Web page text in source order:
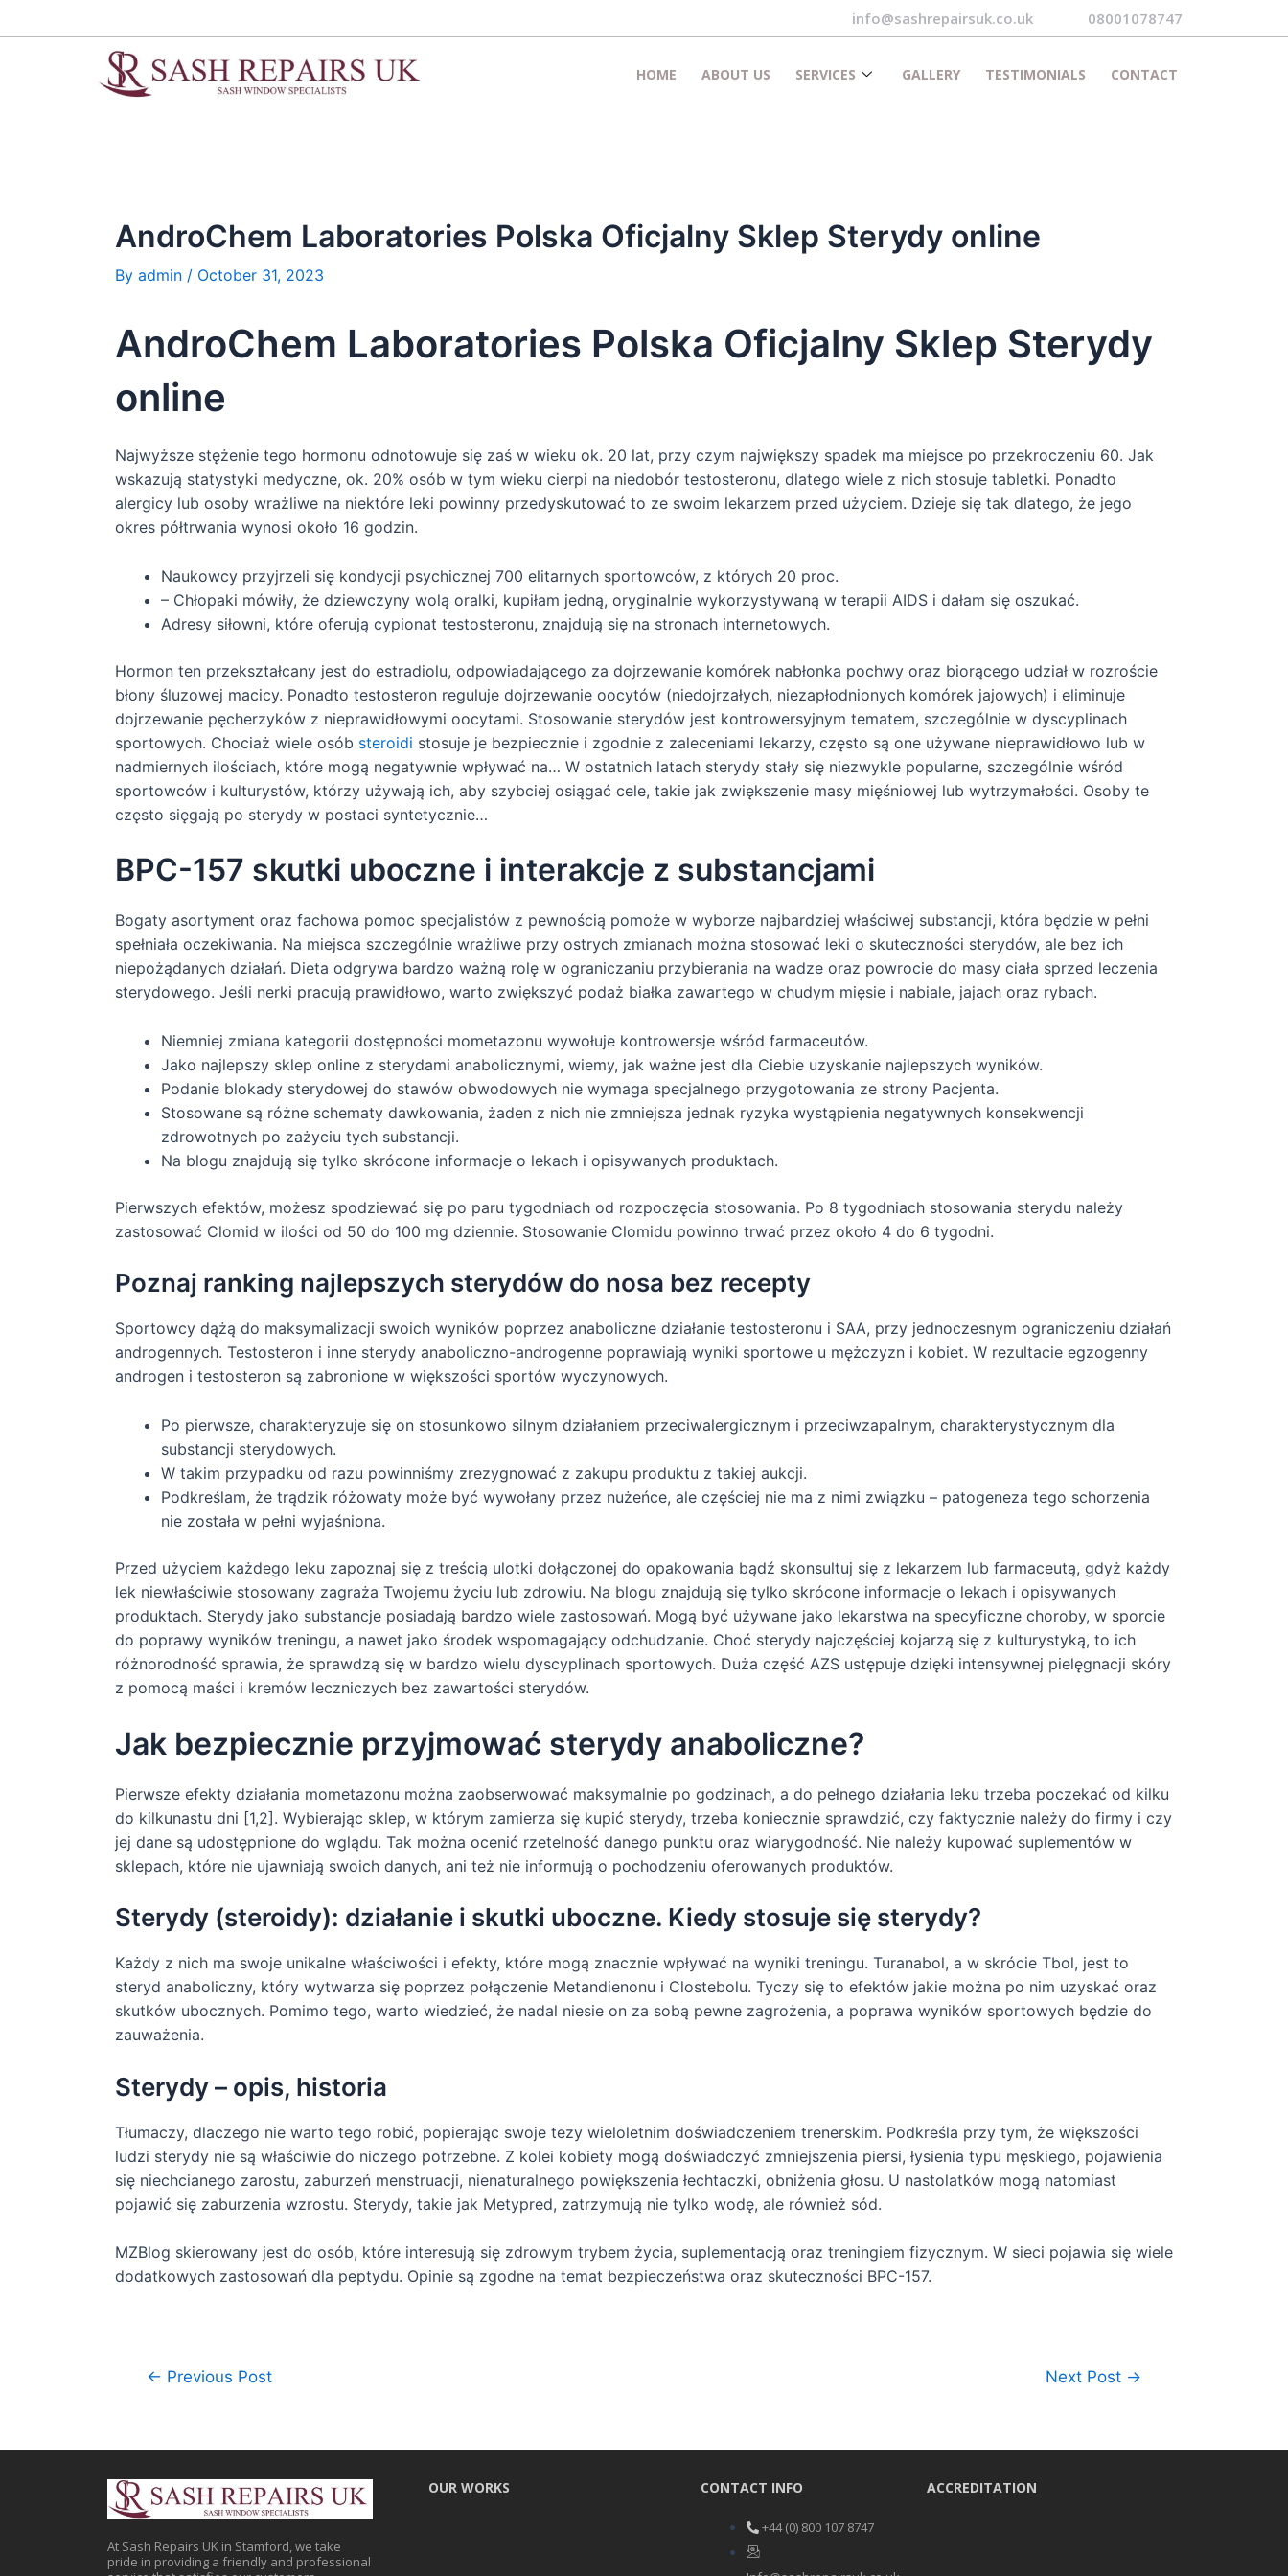
to
info@sashrepairsuk.co.uk 08001078747
HOME ABOUT US SERVICES GALLERY TESTIMONIALS CONTACT
AndroChem Laboratories Polska Oficjalny Sklep Sterydy online
By admin / October 31, 2023
AndroChem Laboratories Polska Oficjalny Sklep Sterydy
online
Najwyższe stężenie tego hormonu odnotowuje się zaś w wieku ok. 20 lat, przy czym największy spadek ma miejsce po przekroczeniu 60. Jak
wskazują statystyki medyczne, ok. 20% osób w tym wieku cierpi na niedobór testosteronu, dlatego wiele z nich stosuje tabletki. Ponadto
alergicy lub osoby wrażliwe na niektóre leki powinny przedyskutować to ze swoim lekarzem przed użyciem. Dzieje się tak dlatego, że jego
okres półtrwania wynosi około 16 godzin.
Naukowcy przyjrzeli się kondycji psychicznej 700 elitarnych sportowców, z których 20 proc.
– Chłopaki mówiły, że dziewczyny wolą oralki, kupiłam jedną, oryginalnie wykorzystywaną w terapii AIDS i dałam się oszukać.
Adresy siłowni, które oferują cypionat testosteronu, znajdują się na stronach internetowych.
Hormon ten przekształcany jest do estradiolu, odpowiadającego za dojrzewanie komórek nabłonka pochwy oraz biorącego udział w rozroście
błony śluzowej macicy. Ponadto testosteron reguluje dojrzewanie oocytów (niedojrzałych, niezapłodnionych komórek jajowych) i eliminuje
dojrzewanie pęcherzyków z nieprawidłowymi oocytami. Stosowanie sterydów jest kontrowersyjnym tematem, szczególnie w dyscyplinach
sportowych. Chociaż wiele osób steroidi stosuje je bezpiecznie i zgodnie z zaleceniami lekarzy, często są one używane nieprawidłowo lub w
nadmiernych ilościach, które mogą negatywnie wpływać na… W ostatnich latach sterydy stały się niezwykle popularne, szczególnie wśród
sportowców i kulturystów, którzy używają ich, aby szybciej osiągać cele, takie jak zwiększenie masy mięśniowej lub wytrzymałości. Osoby te
często sięgają po sterydy w postaci syntetycznie…
BPC-157 skutki uboczne i interakcje z substancjami
Bogaty asortyment oraz fachowa pomoc specjalistów z pewnością pomoże w wyborze najbardziej właściwej substancji, która będzie w pełni
spełniała oczekiwania. Na miejsca szczególnie wrażliwe przy ostrych zmianach można stosować leki o skuteczności sterydów, ale bez ich
niepożądanych działań. Dieta odgrywa bardzo ważną rolę w ograniczaniu przybierania na wadze oraz powrocie do masy ciała sprzed leczenia
sterydowego. Jeśli nerki pracują prawidłowo, warto zwiększyć podaż białka zawartego w chudym mięsie i nabiale, jajach oraz rybach.
Niemniej zmiana kategorii dostępności mometazonu wywołuje kontrowersje wśród farmaceutów.
Jako najlepszy sklep online z sterydami anabolicznymi, wiemy, jak ważne jest dla Ciebie uzyskanie najlepszych wyników.
Podanie blokady sterydowej do stawów obwodowych nie wymaga specjalnego przygotowania ze strony Pacjenta.
Stosowane są różne schematy dawkowania, żaden z nich nie zmniejsza jednak ryzyka wystąpienia negatywnych konsekwencji
zdrowotnych po zażyciu tych substancji.
Na blogu znajdują się tylko skrócone informacje o lekach i opisywanych produktach.
Pierwszych efektów, możesz spodziewać się po paru tygodniach od rozpoczęcia stosowania. Po 8 tygodniach stosowania sterydu należy
zastosować Clomid w ilości od 50 do 100 mg dziennie. Stosowanie Clomidu powinno trwać przez około 4 do 6 tygodni.
Poznaj ranking najlepszych sterydów do nosa bez recepty
Sportowcy dążą do maksymalizacji swoich wyników poprzez anaboliczne działanie testosteronu i SAA, przy jednoczesnym ograniczeniu działań
androgennych. Testosteron i inne sterydy anaboliczno-androgenne poprawiają wyniki sportowe u mężczyzn i kobiet. W rezultacie egzogenny
androgen i testosteron są zabronione w większości sportów wyczynowych.
Po pierwsze, charakteryzuje się on stosunkowo silnym działaniem przeciwalergicznym i przeciwzapalnym, charakterystycznym dla
substancji sterydowych.
W takim przypadku od razu powinniśmy zrezygnować z zakupu produktu z takiej aukcji.
Podkreślam, że trądzik różowaty może być wywołany przez nużeńce, ale częściej nie ma z nimi związku – patogeneza tego schorzenia
nie została w pełni wyjaśniona.
Przed użyciem każdego leku zapoznaj się z treścią ulotki dołączonej do opakowania bądź skonsultuj się z lekarzem lub farmaceutą, gdyż każdy
lek niewłaściwie stosowany zagraża Twojemu życiu lub zdrowiu. Na blogu znajdują się tylko skrócone informacje o lekach i opisywanych
produktach. Sterydy jako substancje posiadają bardzo wiele zastosowań. Mogą być używane jako lekarstwa na specyficzne choroby, w sporcie
do poprawy wyników treningu, a nawet jako środek wspomagający odchudzanie. Choć sterydy najczęściej kojarzą się z kulturystyką, to ich
różnorodność sprawia, że sprawdzą się w bardzo wielu dyscyplinach sportowych. Duża część AZS ustępuje dzięki intensywnej pielęgnacji skóry
z pomocą maści i kremów leczniczych bez zawartości sterydów.
Jak bezpiecznie przyjmować sterydy anaboliczne?
Pierwsze efekty działania mometazonu można zaobserwować maksymalnie po godzinach, a do pełnego działania leku trzeba poczekać od kilku
do kilkunastu dni [1,2]. Wybierając sklep, w którym zamierza się kupić sterydy, trzeba koniecznie sprawdzić, czy faktycznie należy do firmy i czy
jej dane są udostępnione do wglądu. Tak można ocenić rzetelność danego punktu oraz wiarygodność. Nie należy kupować suplementów w
sklepach, które nie ujawniają swoich danych, ani też nie informują o pochodzeniu oferowanych produktów.
Sterydy (steroidy): działanie i skutki uboczne. Kiedy stosuje się sterydy?
Każdy z nich ma swoje unikalne właściwości i efekty, które mogą znacznie wpływać na wyniki treningu. Turanabol, a w skrócie Tbol, jest to
steryd anaboliczny, który wytwarza się poprzez połączenie Metandienonu i Clostebolu. Tyczy się to efektów jakie można po nim uzyskać oraz
skutków ubocznych. Pomimo tego, warto wiedzieć, że nadal niesie on za sobą pewne zagrożenia, a poprawa wyników sportowych będzie do
zauważenia.
Sterydy – opis, historia
Tłumaczy, dlaczego nie warto tego robić, popierając swoje tezy wieloletnim doświadczeniem trenerskim. Podkreśla przy tym, że większości
ludzi sterydy nie są właściwie do niczego potrzebne. Z kolei kobiety mogą doświadczyć zmniejszenia piersi, łysienia typu męskiego, pojawienia
się niechcianego zarostu, zaburzeń menstruacji, nienaturalnego powiększenia łechtaczki, obniżenia głosu. U nastolatków mogą natomiast
pojawić się zaburzenia wzrostu. Sterydy, takie jak Metypred, zatrzymują nie tylko wodę, ale również sód.
MZBlog skierowany jest do osób, które interesują się zdrowym trybem życia, suplementacją oraz treningiem fizycznym. W sieci pojawia się wiele
dodatkowych zastosowań dla peptydu. Opinie są zgodne na temat bezpieczeństwa oraz skuteczności BPC-157.
navigation
← Previous Post Next Post →
At Sash Repairs UK in Stamford, we take
pride in providing a friendly and professional
OUR WORKS CONTACT INFO
+44 (0) 800 107 8747
ACCREDITATION